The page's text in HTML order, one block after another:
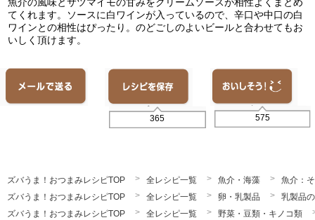
てくれます。ソースに白ワインが入っているので、辛口や中口の白
ワインとの相性はぴったり。のどごしのよいビールと合わせてもお
いしく頂けます。
365 575
ズバうま！おつまみレシピTOP 全レシピ一覧 魚介・海藻
魚介：
ズバうま！おつまみレシピTOP
全レシピ一覧 卵・乳製品
乳製品
ズバうま！おつまみレシピTOP
全レシピ一覧
野菜・豆類・キノコ類